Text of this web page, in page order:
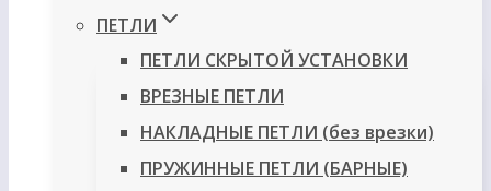
ПЕТЛИ
ПЕТЛИ СКРЫТОЙ УСТАНОВКИ
ВРЕЗНЫЕ ПЕТЛИ
НАКЛАДНЫЕ ПЕТЛИ (без врезки)
ПРУЖИННЫЕ ПЕТЛИ (БАРНЫЕ)